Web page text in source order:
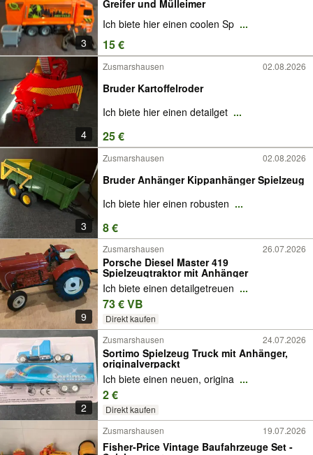
3
Greifer und Mülleimer
Ich biete hier einen coolen Sp ...
15 €
4
Zusmarshausen 02.08.2026
Bruder Kartoffelroder
Ich biete hier einen detailget ...
25 €
3
Zusmarshausen 02.08.2026
Bruder Anhänger Kippanhänger Spielzeug
Ich biete hier einen robusten ...
8 €
9
Zusmarshausen 26.07.2026
Porsche Diesel Master 419
Spielzeugtraktor mit Anhänger
Ich biete einen detailgetreuen ...
73 € VB
Direkt kaufen
2
Zusmarshausen 24.07.2026
Sortimo Spielzeug Truck mit Anhänger,
originalverpackt
Ich biete einen neuen, origina ...
2 €
Direkt kaufen
Zusmarshausen
19.07.2026
Fisher-Price Vintage Baufahrzeuge Set -